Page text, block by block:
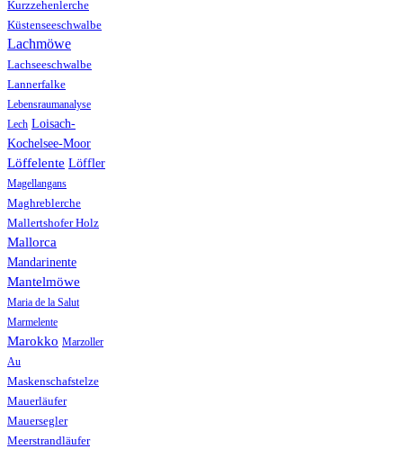
Kurzzehenlerche
Küstenseeschwalbe
Lachmöwe
Lachseeschwalbe
Lannerfalke
Lebensraumanalyse
Lech Loisach-
Kochelsee-Moor
Löffelente Löffler
Magellangans
Maghreblerche
Mallertshofer Holz
Mallorca
Mandarinente
Mantelmöwe
Maria de la Salut
Marmelente
Marokko Marzoller
Au
Maskenschafstelze
Mauerläufer
Mauersegler
Meerstrandläufer